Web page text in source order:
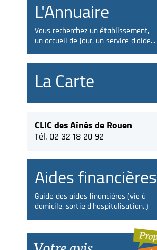
L'Annuaire
Vous recherchez un établissement,
un accueil de jour, un service d'aide...
La Carte
CLIC des Aînés de Rouen
Tél. 02 32 18 20 92
Aides financières
Guide des aides financières (vie à
domicile, sortie d'hospitalisation..)